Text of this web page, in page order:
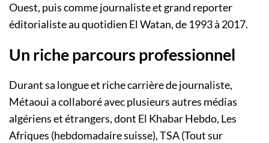
Ouest, puis comme journaliste et grand reporter
éditorialiste au quotidien El Watan, de 1993 à 2017.
Un riche parcours professionnel
Durant sa longue et riche carrière de journaliste,
Métaoui a collaboré avec plusieurs autres médias
algériens et étrangers, dont El Khabar Hebdo, Les
Afriques (hebdomadaire suisse), TSA (Tout sur